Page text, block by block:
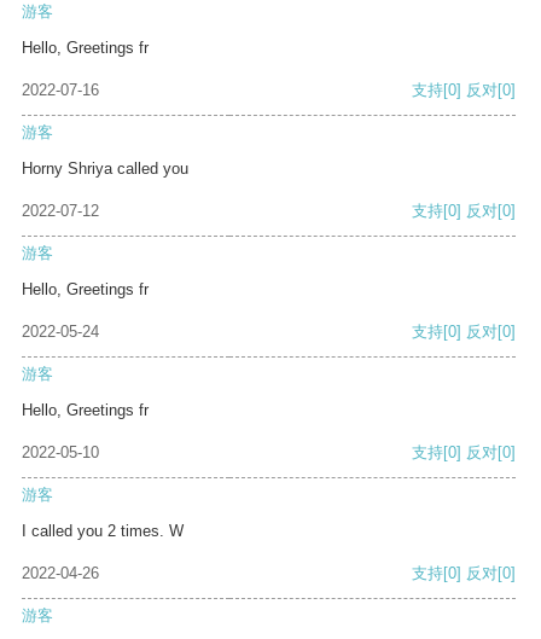
游客
Hello, Greetings fr
2022-07-16 支持[0] 反对[0]
游客
Horny Shriya called you
2022-07-12 支持[0] 反对[0]
游客
Hello, Greetings fr
2022-05-24 支持[0] 反对[0]
游客
Hello, Greetings fr
2022-05-10 支持[0] 反对[0]
游客
I called you 2 times. W
2022-04-26 支持[0] 反对[0]
游客